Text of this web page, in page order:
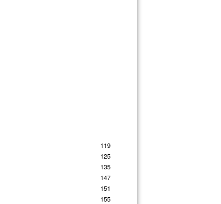
119
125
135
147
151
155